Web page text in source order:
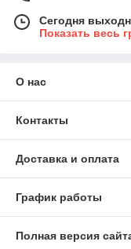
Сегодня
Показать весь
О нас
Контакты
Доставка и оплата
График работы
Полная версия